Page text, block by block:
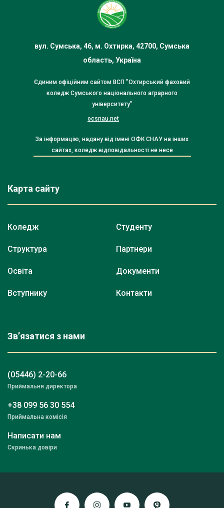
вул. Сумська, 46, м. Охтирка, 42700, Сумська
область, Україна
Єдиним офіційним сайтом ВСП "Охтирський фаховий
коледж Сумського національного аграрного
університету"
ocsnau.net
За інформацію, надану від імені ОФК СНАУ на інших
сайтах, коледж відповідальності не несе
Карта сайту
Коледж
Структура
Освіта
Вступнику
Студенту
Партнери
Документи
Контакти
Зв’язатися з нами
(05446) 2-20-66
Приймальня директора
+38 099 56 30 554
Приймальна комісія
Написати нам
Скринька довіри